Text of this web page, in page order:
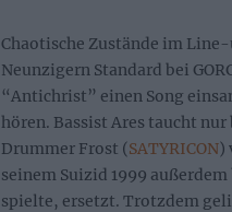
Chaotische Zustände im
Neunzigern Standard bei
“Antichrist” einen Song
hören. Bassist Ares taucht
Drummer Frost (SATYRICON)
seinem Suizid 1999 außerdem
spielte, ersetzt. Trotzdem